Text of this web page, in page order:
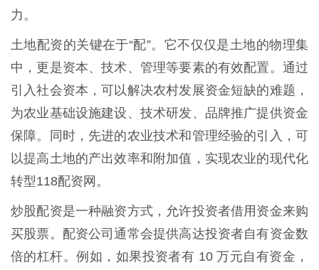
力。
土地配资的关键在于“配”。它不仅仅是土地的物理集
中，更是资本、技术、管理等要素的有效配置。通过
引入社会资本，可以解决农村发展资金短缺的难题，
为农业基础设施建设、技术研发、品牌推广提供资金
保障。同时，先进的农业技术和管理经验的引入，可
以提高土地的产出效率和附加值，实现农业的现代化
转型118配资网。
炒股配资是一种融资方式，允许投资者借用资金来购
买股票。配资公司通常会提供高达投资者自有资金数
倍的杠杆。例如，如果投资者有 10 万元自有资金，